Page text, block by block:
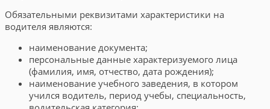
Обязательными реквизитами характеристики на
водителя являются:
наименование документа;
персональные данные характеризуемого лица
(фамилия, имя, отчество, дата рождения);
наименование учебного заведения, в котором
учился водитель, период учебы, специальность,